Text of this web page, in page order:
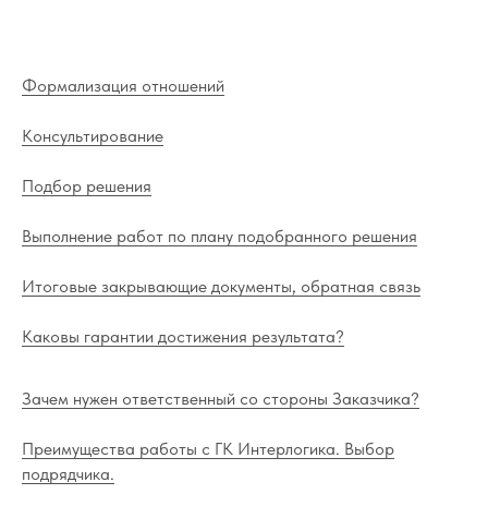
Формализация отношений
Консультирование
Подбор решения
Выполнение работ по плану подобранного решения
Итоговые закрывающие документы, обратная связь
Каковы гарантии достижения результата?
Зачем нужен ответственный со стороны Заказчика?
Преимущества работы с ГК Интерлогика. Выбор
подрядчика.